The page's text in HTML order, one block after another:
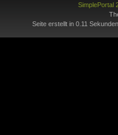
SimplePortal
Seite erstellt in 0.11